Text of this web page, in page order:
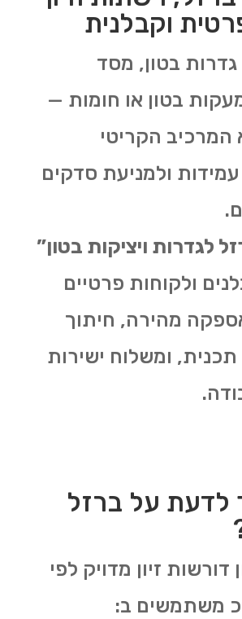
וקבלנית
גדרות בטון, מסד
בטון או חומות —
המרכיב הקריטי
ולמניעת סדקים
לגדרות ויציקות בטון”
ולקוחות פרטיים
מהירה, חיתוך
תכנית, ומשלוח ישירות
לדעת על ברזל
דורשות זיון מדויק לפי
משתמשים ב: